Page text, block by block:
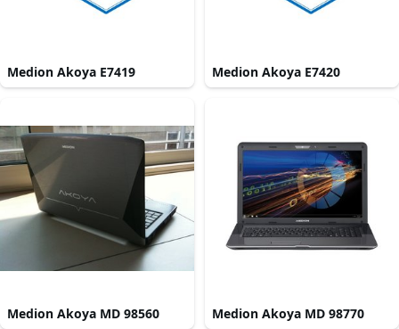
Medion Akoya E7419 Medion Akoya E7420
Medion Akoya MD 98560 Medion Akoya MD 98770